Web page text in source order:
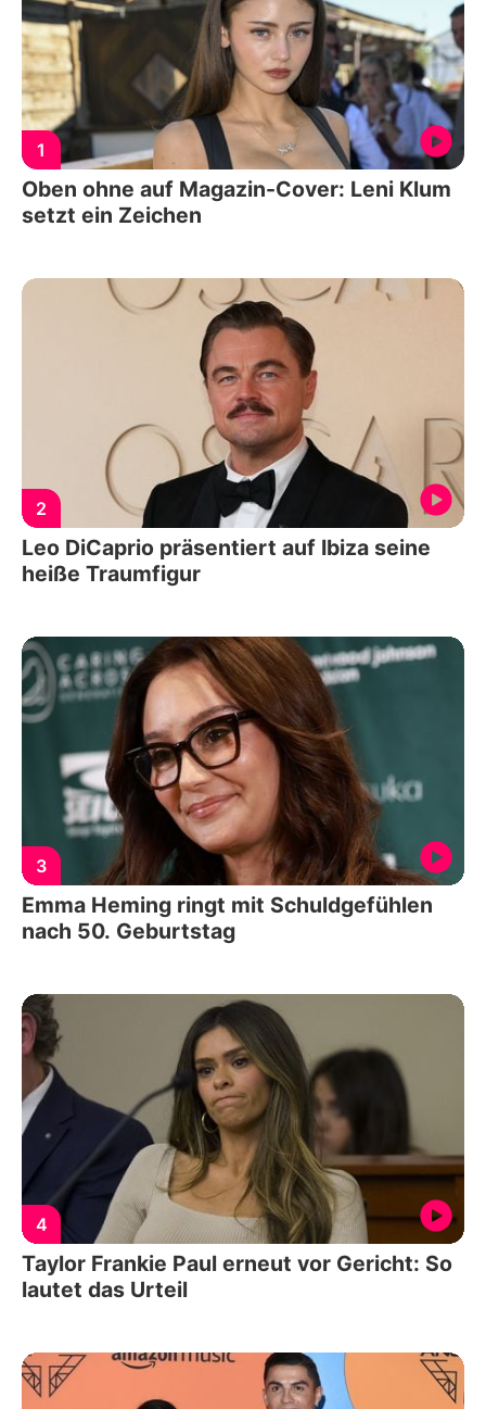
1
Oben ohne auf Magazin-Cover: Leni Klum
setzt ein Zeichen
2
Leo DiCaprio präsentiert auf Ibiza seine
heiße Traumfigur
3
Emma Heming ringt mit Schuldgefühlen
nach 50. Geburtstag
4
Taylor Frankie Paul erneut vor Gericht: So
lautet das Urteil